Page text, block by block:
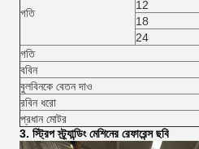
গতি
12
18
24
গতি
ববিন
বুলবিনকে বেতন দাও
রবিন ধরো
প্রধান মোটর
3. স্ট্রিপ স্ট্র্যান্ডিং মেশিনের রেফারেন্স ছবি